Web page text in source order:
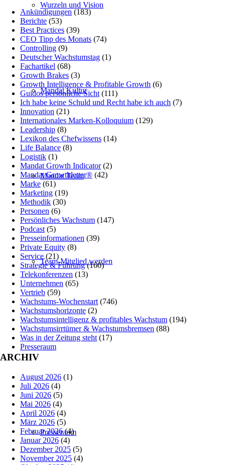
Wurzeln und Vision
Mandat Kultur
Mandat Team
Team-Mitglied werden
Presseraum
Presseraum
Ankündigungen (183)
Berichte (53)
Best Practices (39)
CEO Tipp des Monats (74)
Controlling (9)
Deutscher Wachstumstag (1)
Fachartikel (68)
Growth Brakes (3)
Growth Intelligence & Profitable Growth (6)
Guidos persönliche Sicht (111)
Ich habe keine Schuld und Recht habe ich auch (7)
Innovation (21)
Internationales Marken-Kolloquium (129)
Leadership (8)
Lexikon des Chefwissens (14)
Life Balance (8)
Logistik (1)
Mandat Growth Indicator(2)
Mandat Growthletter® (42)
Marke (61)
Marketing (19)
Methodik (30)
Personen (6)
Persönliches Wachstum (147)
Podcast (5)
Presseinformationen (39)
Private Equity (8)
Service (21)
Strategie & Führung(160)
Telekonferenzen (13)
Unternehmen (65)
Vertrieb (59)
Wachstums-Wochenstart (746)
Wachstumshorizonte (2)
Wachstumsintelligenz & profitables Wachstum (194)
Wachstumsirrtümer & Wachstumsbremsen (88)
Was in der Zeitung steht (17)
ARCHIV
August 2026 (1)
Juli 2026 (4)
Juni 2026 (5)
Mai 2026 (4)
April 2026 (4)
März 2026 (5)
Februar 2026(4)
Januar 2026 (4)
Dezember 2025 (5)
November 2025 (4)